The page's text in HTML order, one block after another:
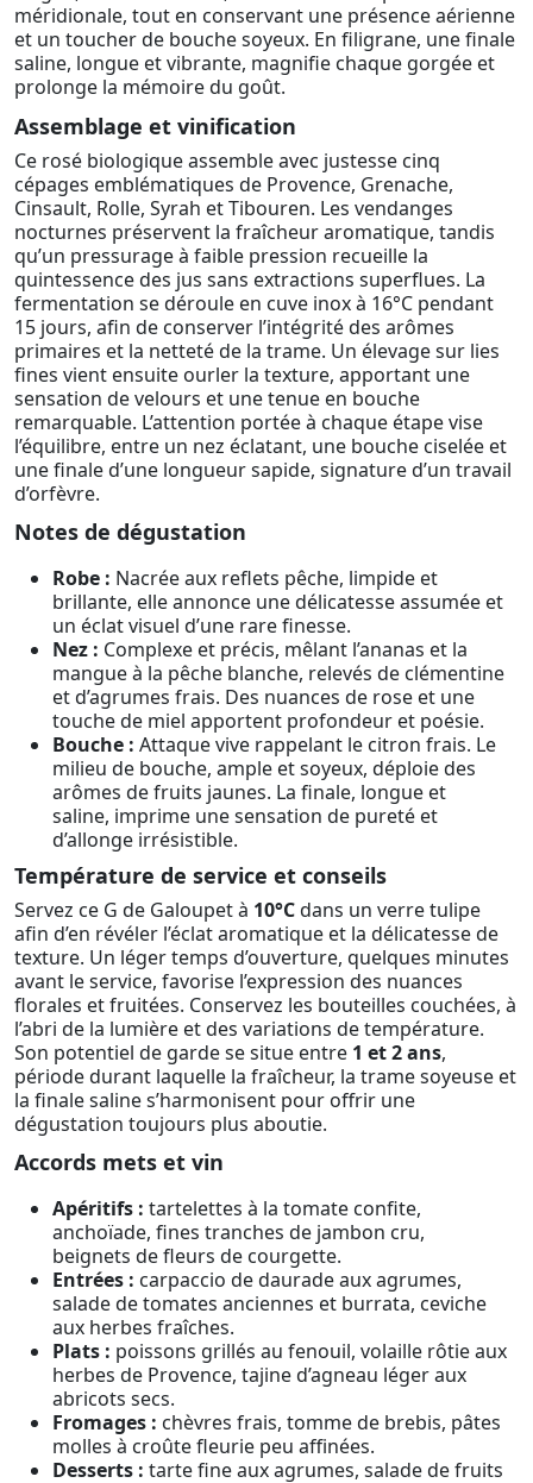
méridionale, tout en conservant une présence aérienne
et un toucher de bouche soyeux. En filigrane, une finale
saline, longue et vibrante, magnifie chaque gorgée et
prolonge la mémoire du goût.
Assemblage et vinification
Ce rosé biologique assemble avec justesse cinq
cépages emblématiques de Provence, Grenache,
Cinsault, Rolle, Syrah et Tibouren. Les vendanges
nocturnes préservent la fraîcheur aromatique, tandis
qu’un pressurage à faible pression recueille la
quintessence des jus sans extractions superflues. La
fermentation se déroule en cuve inox à 16°C pendant
15 jours, afin de conserver l’intégrité des arômes
primaires et la netteté de la trame. Un élevage sur lies
fines vient ensuite ourler la texture, apportant une
sensation de velours et une tenue en bouche
remarquable. L’attention portée à chaque étape vise
l’équilibre, entre un nez éclatant, une bouche ciselée et
une finale d’une longueur sapide, signature d’un travail
d’orfèvre.
Notes de dégustation
Robe : Nacrée aux reflets pêche, limpide et
brillante, elle annonce une délicatesse assumée et
un éclat visuel d’une rare finesse.
Nez : Complexe et précis, mêlant l’ananas et la
mangue à la pêche blanche, relevés de clémentine
et d’agrumes frais. Des nuances de rose et une
touche de miel apportent profondeur et poésie.
Bouche : Attaque vive rappelant le citron frais. Le
milieu de bouche, ample et soyeux, déploie des
arômes de fruits jaunes. La finale, longue et
saline, imprime une sensation de pureté et
d’allonge irrésistible.
Température de service et conseils
Servez ce G de Galoupet à 10°Cdans un verre tulipe
afin d’en révéler l’éclat aromatique et la délicatesse de
texture. Un léger temps d’ouverture, quelques minutes
avant le service, favorise l’expression des nuances
florales et fruitées. Conservez les bouteilles couchées, à
l’abri de la lumière et des variations de température.
Son potentiel de garde se situe entre 1 et 2 ans,
période durant laquelle la fraîcheur, la trame soyeuse et
la finale saline s’harmonisent pour offrir une
dégustation toujours plus aboutie.
Accords mets et vin
Apéritifs : tartelettes à la tomate confite,
anchoïade, fines tranches de jambon cru,
beignets de fleurs de courgette.
Entrées : carpaccio de daurade aux agrumes,
salade de tomates anciennes et burrata, ceviche
aux herbes fraîches.
Plats : poissons grillés au fenouil, volaille rôtie aux
herbes de Provence, tajine d’agneau léger aux
abricots secs.
Fromages : chèvres frais, tomme de brebis, pâtes
molles à croûte fleurie peu affinées.
Desserts : tarte fine aux agrumes, salade de fruits